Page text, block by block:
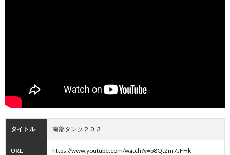
タイトル 南部タンク２０３
URL https://www.youtube.com/watch?v=b8Qt2m7JFHk